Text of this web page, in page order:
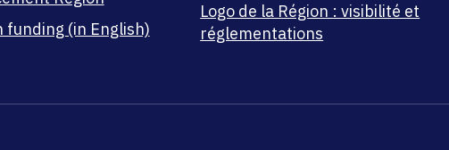
funding (in English)
Logo de la Région : visibilité et
réglementations